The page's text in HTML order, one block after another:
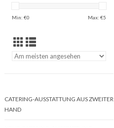
Min: €0 Max: €5
CATERING-AUSSTATTUNG AUS ZWEITER
HAND